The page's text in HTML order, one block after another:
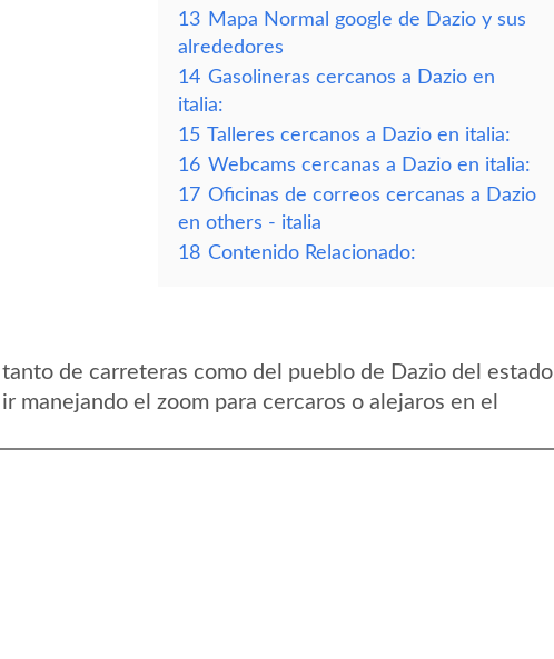
13 Mapa Normal google de Dazio y sus
alrededores
14 Gasolineras cercanos a Dazio en
italia:
15 Talleres cercanos a Dazio en italia:
16 Webcams cercanas a Dazio en italia:
17 Oficinas de correos cercanas a Dazio
en others - italia
18 Contenido Relacionado:
de carreteras como del pueblo de Dazio del estado
manejando el zoom para cercaros o alejaros en el